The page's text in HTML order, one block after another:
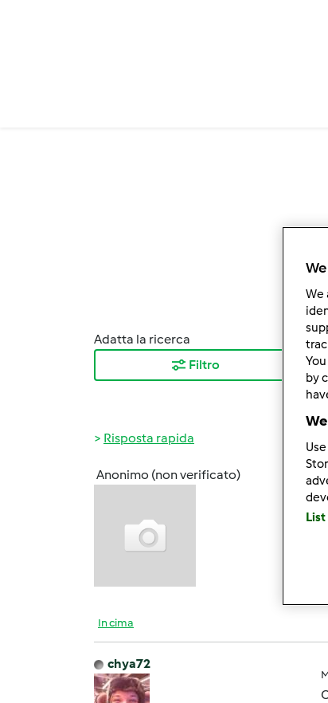
Adatta la ricerca
Filtro
Risposta rapida
Anonimo (non verificato)
In cima
chya72
We
by